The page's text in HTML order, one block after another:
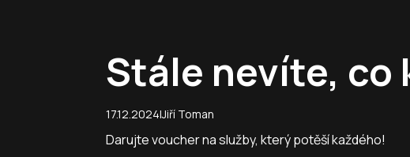
Stále nevíte, co
17.12.2024|Jiří Toman
Darujte voucher na služby, který potěší každého!